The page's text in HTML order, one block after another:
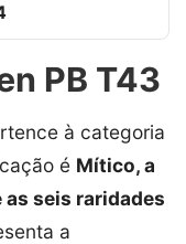
PB T43
à categoria
é Mítico, a
seis raridades
a